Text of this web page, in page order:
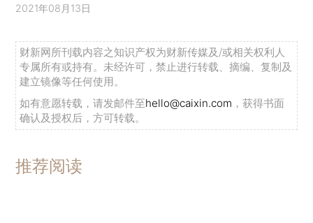
2021年08月13日
财新网所刊载内容之知识产权为财新传媒及/或相关权利人
专属所有或持有。未经许可，禁止进行转载、摘编、复制及
建立镜像等任何使用。
如有意愿转载，请发邮件至hello@caixin.com ，获得书面
确认及授权后，方可转载。
推荐阅读